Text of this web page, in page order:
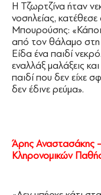
Η Τζωρτζίνα ήταν
νοσηλείας,
Μπουρούσης:
από τον θάλαμο στη
Είδα ένα παιδί
εναλλάξ μαλάξεις
παιδί που δεν είχε
δεν έδινε ρεύμα».
Άρης Αναστασάκης
Κληρονομικών